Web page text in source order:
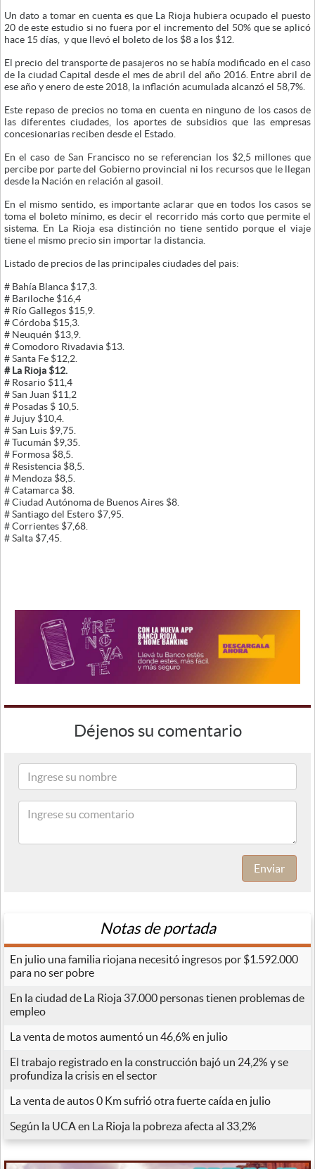
Un dato a tomar en cuenta es que La Rioja hubiera ocupado el puesto
20 de este estudio si no fuera por el incremento del 50% que se aplicó
hace 15 días, y que llevó el boleto de los $8 a los $12.
El precio del transporte de pasajeros no se había modificado en el caso
de la ciudad Capital desde el mes de abril del año 2016. Entre abril de
ese año y enero de este 2018, la inflación acumulada alcanzó el 58,7%.
Este repaso de precios no toma en cuenta en ninguno de los casos de
las diferentes ciudades, los aportes de subsidios que las empresas
concesionarias reciben desde el Estado.
En el caso de San Francisco no se referencian los $2,5 millones que
percibe por parte del Gobierno provincial ni los recursos que le llegan
desde la Nación en relación al gasoil.
En el mismo sentido, es importante aclarar que en todos los casos se
toma el boleto mínimo, es decir el recorrido más corto que permite el
sistema. En La Rioja esa distinción no tiene sentido porque el viaje
tiene el mismo precio sin importar la distancia.
Listado de precios de las principales ciudades del pais:
# Bahía Blanca $17,3.
# Bariloche $16,4
# Río Gallegos $15,9.
# Córdoba $15,3.
# Neuquén $13,9.
# Comodoro Rivadavia $13.
# Santa Fe $12,2.
# La Rioja $12.
# Rosario $11,4
# San Juan $11,2
# Posadas $ 10,5.
# Jujuy $10,4.
# San Luis $9,75.
# Tucumán $9,35.
# Formosa $8,5.
# Resistencia $8,5.
# Mendoza $8,5.
# Catamarca $8.
# Ciudad Autónoma de Buenos Aires $8.
# Santiago del Estero $7,95.
# Corrientes $7,68.
# Salta $7,45.
Déjenos su comentario
Enviar
Notas de portada
En julio una familia riojana necesitó ingresos por $1.592.000
para no ser pobre
En la ciudad de La Rioja 37.000 personas tienen problemas de
empleo
La venta de motos aumentó un 46,6% en julio
El trabajo registrado en la construcción bajó un 24,2% y se
profundiza la crisis en el sector
La venta de autos 0 Km sufrió otra fuerte caída en julio
Según la UCA en La Rioja la pobreza afecta al 33,2%